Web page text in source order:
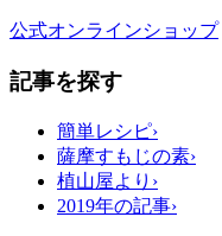
公式オンラインショップ
記事を探す
簡単レシピ›
薩摩すもじの素›
植山屋より ›
2019年の記事›